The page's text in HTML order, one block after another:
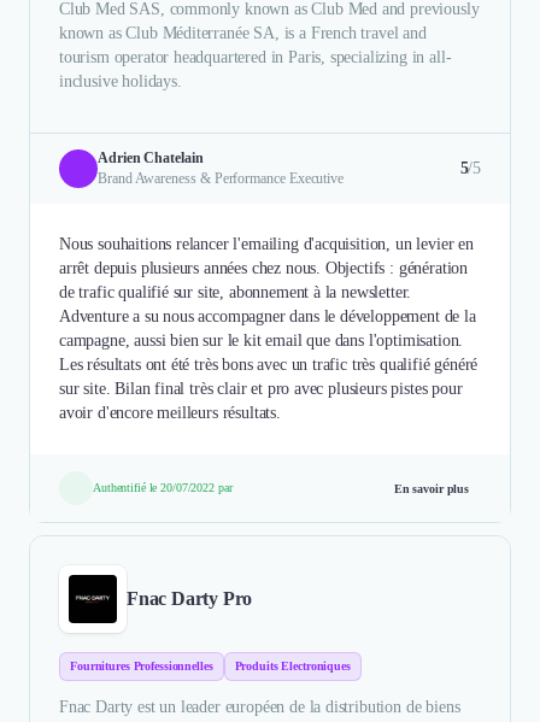
Club Med SAS, commonly known as Club Med and previously
known as Club Méditerranée SA, is a French travel and
tourism operator headquartered in Paris, specializing in all-
inclusive holidays.
Adrien Chatelain
Brand Awareness & Performance Executive
5/5
Nous souhaitions relancer l'emailing d'acquisition, un levier en
arrêt depuis plusieurs années chez nous. Objectifs : génération
de trafic qualifié sur site, abonnement à la newsletter.
Adventure a su nous accompagner dans le développement de la
campagne, aussi bien sur le kit email que dans l'optimisation.
Les résultats ont été très bons avec un trafic très qualifié généré
sur site. Bilan final très clair et pro avec plusieurs pistes pour
avoir d'encore meilleurs résultats.
Authentifié le 20/07/2022 par En savoir plus
Fnac Darty Pro
Fournitures Professionnelles Produits Electroniques
Fnac Darty est un leader européen de la distribution de biens